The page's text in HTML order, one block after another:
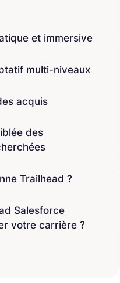
et immersive
multi-niveaux
acquis
des
Trailhead ?
Salesforce
votre carrière ?